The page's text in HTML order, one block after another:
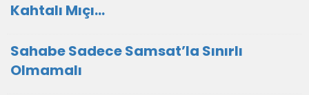
Kahtalı Mıçı…
Sahabe Sadece Samsat’la Sınırlı
Olmamalı